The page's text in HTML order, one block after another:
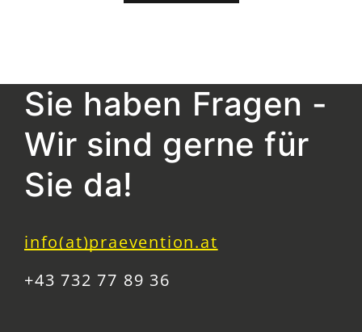
Sie haben Fragen -
Wir sind gerne für
Sie da!
info(at)praevention.at
+43 732 77 89 36